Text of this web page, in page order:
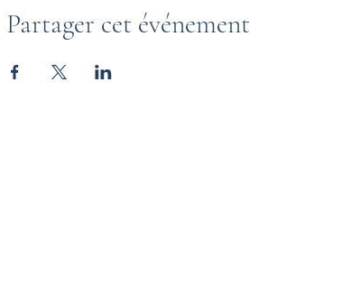
Partager cet événement